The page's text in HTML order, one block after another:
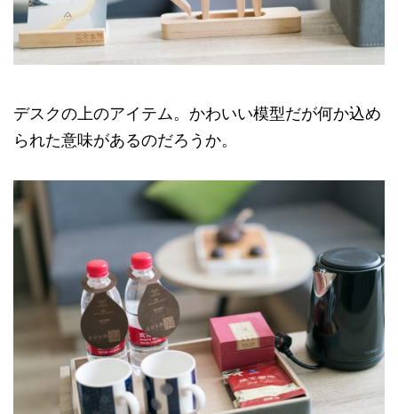
デスクの上のアイテム。かわいい模型だが何か込め
られた意味があるのだろうか。